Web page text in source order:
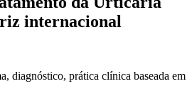
internacional
diagnóstico, prática clínica baseada em